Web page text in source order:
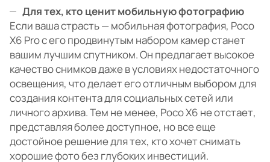
Для тех, кто ценит мобильную фотографию
Если ваша страсть — мобильная фотография, Poco
X6 Pro с его продвинутым набором камер станет
вашим лучшим спутником. Он предлагает высокое
качество снимков даже в условиях недостаточного
освещения, что делает его отличным выбором для
создания контента для социальных сетей или
личного архива. Тем не менее, Poco X6 не отстает,
представляя более доступное, но все еще
достойное решение для тех, кто хочет снимать
хорошие фото без глубоких инвестиций.